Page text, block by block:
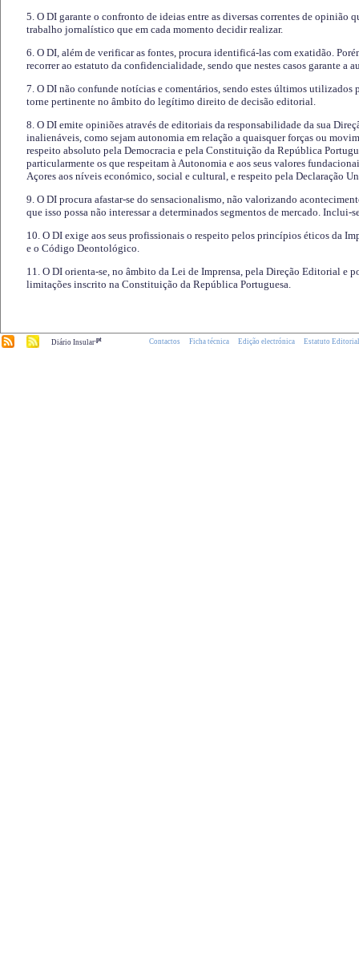
5. O DI garante o confronto de ideias entre as diversas correntes de opinião
trabalho jornalístico que em cada momento decidir realizar.
6. O DI, além de verificar as fontes, procura identificá-las com exatidão.
recorrer ao estatuto da confidencialidade, sendo que nestes casos garante a
7. O DI não confunde notícias e comentários, sendo estes últimos utilizados
torne pertinente no âmbito do legítimo direito de decisão editorial.
8. O DI emite opiniões através de editoriais da responsabilidade da sua
inalienáveis, como sejam autonomia em relação a quaisquer forças ou
respeito absoluto pela Democracia e pela Constituição da República
particularmente os que respeitam à Autonomia e aos seus valores
Açores aos níveis económico, social e cultural, e respeito pela Declaração
9. O DI procura afastar-se do sensacionalismo, não valorizando
que isso possa não interessar a determinados segmentos de mercado.
10. O DI exige aos seus profissionais o respeito pelos princípios éticos da
e o Código Deontológico.
11. O DI orienta-se, no âmbito da Lei de Imprensa, pela Direção Editorial e
limitações inscrito na Constituição da República Portuguesa.
Diário Insular.pt Contactos Ficha técnica Edição electrónica Estatuto Editorial